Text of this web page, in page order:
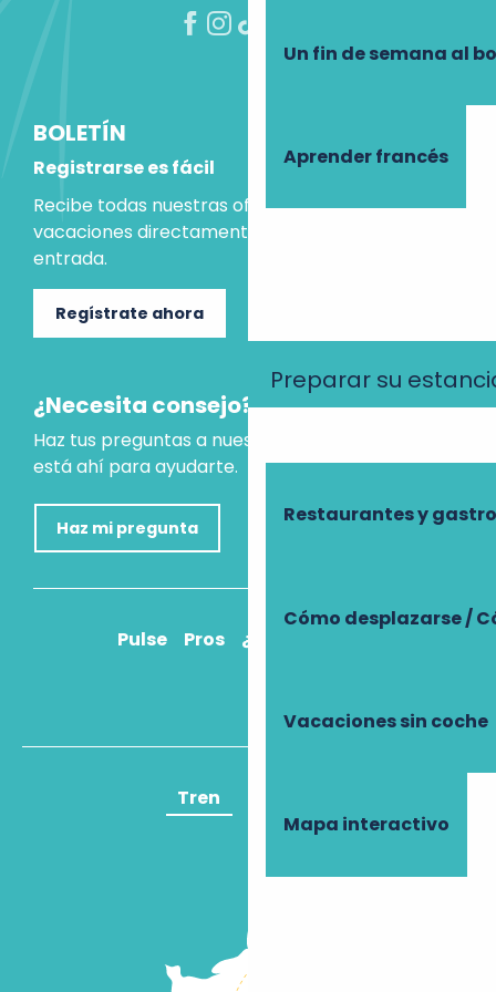
Un fin de semana al
Aprender francés
Preparar su
Restaurantes y
Cómo desplazarse /
Vacaciones sin coche
Mapa interactivo
BOLETÍN
Registrarse es fácil
Recibe todas nuestras ofertas e ideas para las
vacaciones directamente en tu bandeja de
entrada.
Regístrate ahora
¿Necesita consejo?
Haz tus preguntas a nuestro asistente virtual, que
está ahí para ayudarte.
Haz mi pregunta
Pulse Pros ¿Cómo llegar?
Tren